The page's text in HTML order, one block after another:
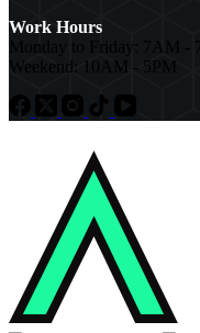
Work Hours
Monday to Friday: 7AM -
Weekend: 10AM - 5PM